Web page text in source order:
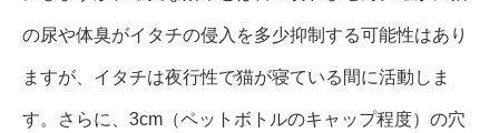
の尿や体臭がイタチの侵入を多少抑制する可能性はあり
ますが、イタチは夜行性で猫が寝ている間に活動しま
す。さらに、3cm（ペットボトルのキャップ程度）の穴